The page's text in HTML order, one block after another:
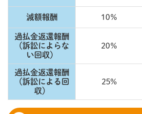
減額報酬 10％
過払金返還報酬
（訴訟によらな
い回収）
20％
過払金返還報酬
（訴訟による回
収）
25%